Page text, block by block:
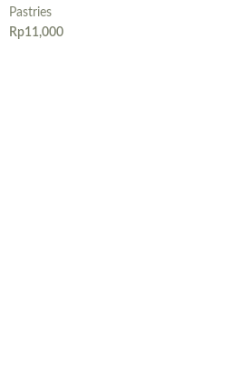
Pastries
Rp11,000